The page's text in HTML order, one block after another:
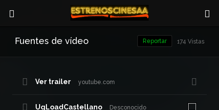
Fuentes de vídeo 174 Vistas
Reportar
Ver trailer youtube.com
UqLoadCastellano Desconocido